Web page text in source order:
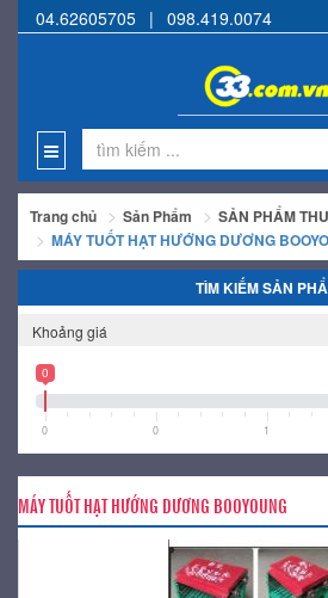
04.62605705 | 098.419.0074
Trang chủ Sản Phẩm
SẢN PHẨM
MÁY TUỐT HẠT HƯỚNG DƯƠNG
TÌM KIẾM SẢN
Khoảng giá
0
0 0 1
MÁY TUỐT HẠT HƯỚNG DƯƠNG BOOYOUNG